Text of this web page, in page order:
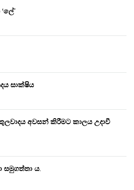
සාක්ෂිය
අවසන් කිරීමට කාලය උදාවී
සමුගත්තා ය.